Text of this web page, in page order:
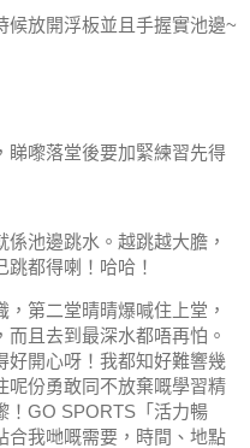
候放開浮板並且手握實池邊~
睇嚟落堂後要加緊練習先得
池邊跳水。越跳越大膽，
都得喇！哈哈！
，第二堂晴晴爆喊住上堂 ，
且去到最深水都唔再怕。
開心呀！ 我都知好難響幾
呢份勇敢同不放棄嘅學習精
GO SPORTS「活力暢
合我哋嘅需要，時間、地點